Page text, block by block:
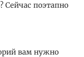
Сейчас поэтапно
вам нужно